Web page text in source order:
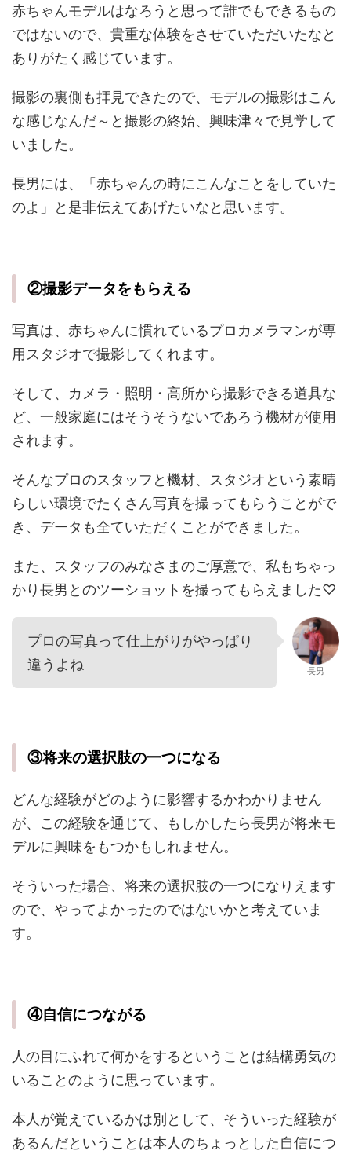
赤ちゃんモデルはなろうと思って誰でもできるもの
ではないので、貴重な体験をさせていただいたなと
ありがたく感じています。
撮影の裏側も拝見できたので、モデルの撮影はこん
な感じなんだ～と撮影の終始、興味津々で見学して
いました。
長男には、「赤ちゃんの時にこんなことをしていた
のよ」と是非伝えてあげたいなと思います。
②撮影データをもらえる
写真は、赤ちゃんに慣れているプロカメラマンが専
用スタジオで撮影してくれます。
そして、カメラ・照明・高所から撮影できる道具な
ど、一般家庭にはそうそうないであろう機材が使用
されます。
そんなプロのスタッフと機材、スタジオという素晴
らしい環境でたくさん写真を撮ってもらうことがで
き、データも全ていただくことができました。
また、スタッフのみなさまのご厚意で、私もちゃっ
かり長男とのツーショットを撮ってもらえました♡
プロの写真って仕上がりがやっぱり
違うよね
長男
③将来の選択肢の一つになる
どんな経験がどのように影響するかわかりません
が、この経験を通じて、もしかしたら長男が将来モ
デルに興味をもつかもしれません。
そういった場合、将来の選択肢の一つになりえます
ので、やってよかったのではないかと考えていま
す。
④自信につながる
人の目にふれて何かをするということは結構勇気の
いることのように思っています。
本人が覚えているかは別として、そういった経験が
あるんだということは本人のちょっとした自信につ